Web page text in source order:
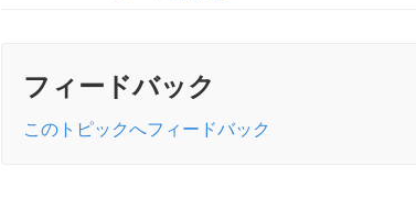
フィードバック
このトピックへフィードバック